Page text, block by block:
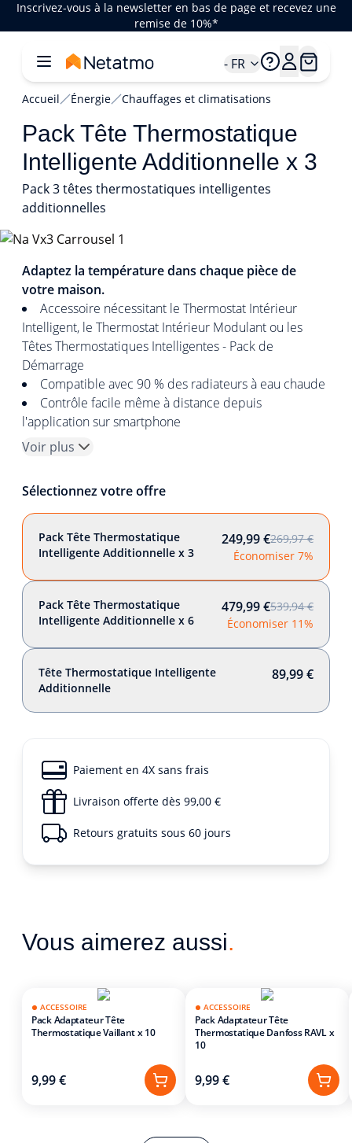
Inscrivez-vous à la newsletter en bas de page et recevez une
remise de 10%*
- FR
Accueil Énergie Chauffages et climatisations
Pack Tête Thermostatique
Intelligente Additionnelle x 3
Pack 3 têtes thermostatiques intelligentes
additionnelles
Adaptez la température dans chaque pièce de
votre maison.
Accessoire nécessitant le Thermostat Intérieur
Intelligent, le Thermostat Intérieur Modulant ou les
Têtes Thermostatiques Intelligentes - Pack de
Démarrage
Compatible avec 90 % des radiateurs à eau chaude
Contrôle facile même à distance depuis
l'application sur smartphone
Voir plus
Sélectionnez votre offre
Pack Tête Thermostatique
Intelligente Additionnelle x 3
249,99 €269,97 €
Économiser 7%
Pack Tête Thermostatique
Intelligente Additionnelle x 6
479,99 €539,94 €
Économiser 11%
Tête Thermostatique Intelligente
Additionnelle
89,99 €
Paiement en 4X sans frais
Livraison offerte dès 99,00 €
Retours gratuits sous 60 jours
Vous aimerez aussi.
ACCESSOIRE
Pack Adaptateur Tête
Thermostatique Vaillant x 10
9,99 €
ACCESSOIRE
Pack Adaptateur Tête
Thermostatique Danfoss RAVL x
10
9,99 €